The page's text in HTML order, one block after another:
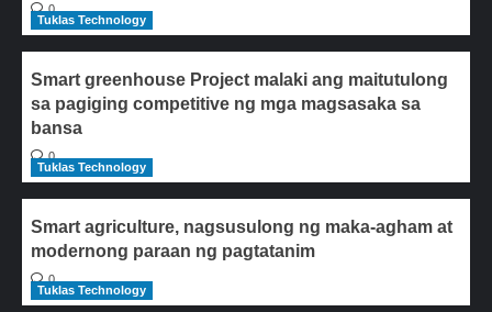
0
Tuklas Technology
Smart greenhouse Project malaki ang maitutulong
sa pagiging competitive ng mga magsasaka sa
bansa
0
Tuklas Technology
Smart agriculture, nagsusulong ng maka-agham at
modernong paraan ng pagtatanim
0
Tuklas Technology